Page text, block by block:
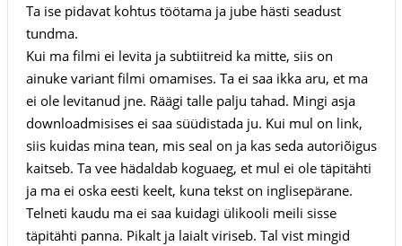
Ta ise pidavat kohtus töötama ja jube hästi seadust
tundma.
Kui ma filmi ei levita ja subtiitreid ka mitte, siis on
ainuke variant filmi omamises. Ta ei saa ikka aru, et ma
ei ole levitanud jne. Räägi talle palju tahad. Mingi asja
downloadmisises ei saa süüdistada ju. Kui mul on link,
siis kuidas mina tean, mis seal on ja kas seda autoriõigus
kaitseb. Ta vee hädaldab koguaeg, et mul ei ole täpitähti
ja ma ei oska eesti keelt, kuna tekst on inglisepärane.
Telneti kaudu ma ei saa kuidagi ülikooli meili sisse
täpitähti panna. Pikalt ja laialt viriseb. Tal vist mingid